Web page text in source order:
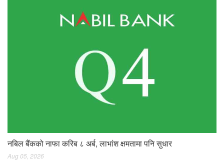
नबिल बैंकको नाफा करिब ८ अर्ब, लाभांश क्षमतामा पनि सुधार
Aug 05, 2026